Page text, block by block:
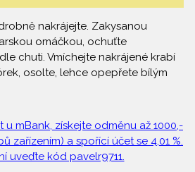
nakrájejte. Zakysanou
omáčkou, ochuťte
chuti. Vmíchejte nakrájené krabí
osolte, lehce opepřete bílým
u mBank, získejte odměnu až 1000,-
zařízením) a spořící účet se 4,01 %.
uveďte kód pavelr9711.